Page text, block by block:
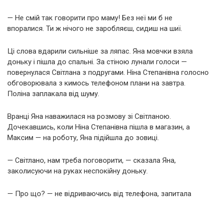
— Не смій так говорити про маму! Без неї ми б не
впоралися. Ти ж нічого не заробляєш, сидиш на шиї.
Ці слова вдарили сильніше за ляпас. Яна мовчки взяла
доньку і пішла до спальні. За стіною лунали голоси —
повернулася Світлана з подругами. Ніна Степанівна голосно
обговорювала з кимось телефоном плани на завтра.
Поліна заплакала від шуму.
Вранці Яна наважилася на розмову зі Світланою.
Дочекавшись, коли Ніна Степанівна пішла в магазин, а
Максим — на роботу, Яна підійшла до зовиці.
— Світлано, нам треба поговорити, — сказала Яна,
заколисуючи на руках неспокійну доньку.
— Про що? — не відриваючись від телефона, запитала